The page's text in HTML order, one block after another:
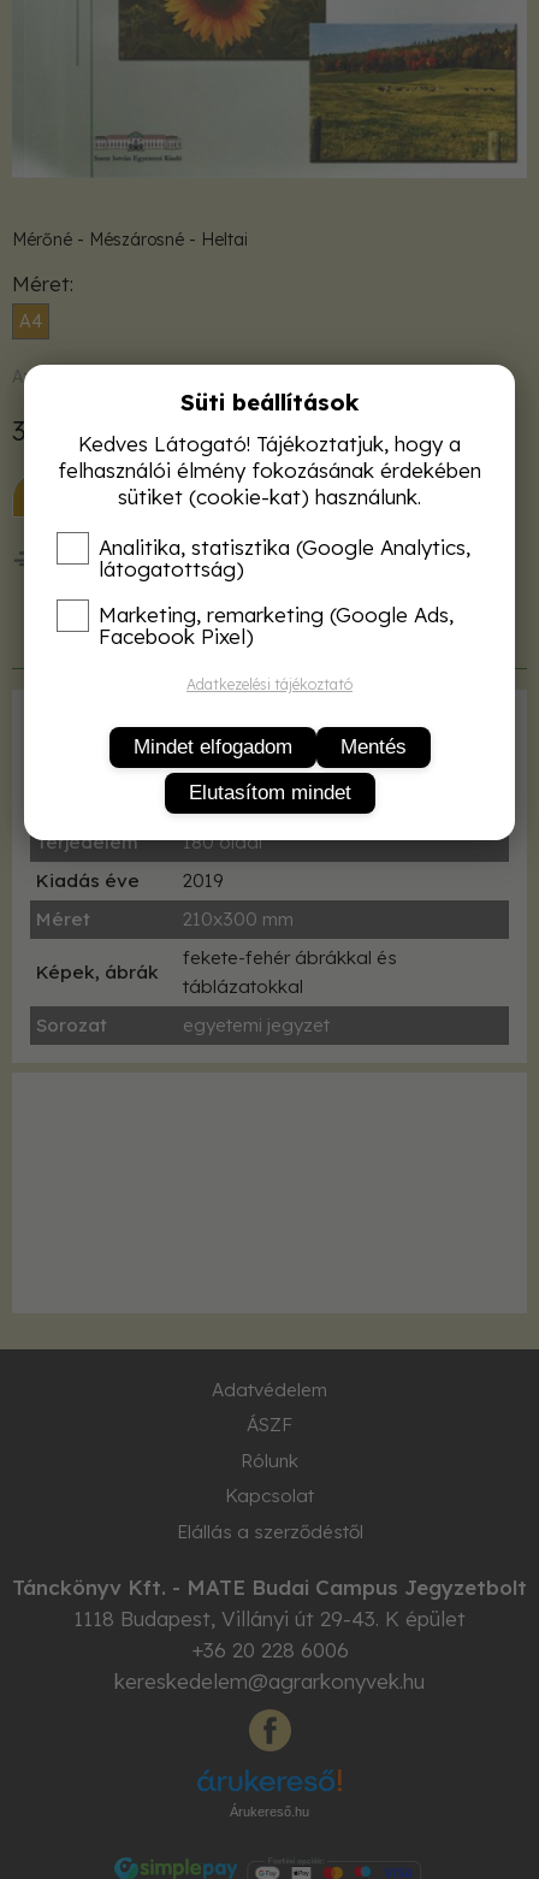
Mérőné - Mészárosné - Heltai
Méret
A4
Azonnal raktárról
3 210 Ft
KOSÁRBA
50 000 Ft felett ingyenes kiszállítás!
Termékleírás
MATE
2001060014608
fűzve
Terjedelem
180 oldal
Kiadás éve
2019
Méret
210x300 mm
Képek, ábrák
fekete-fehér ábrákkal és
táblázatokkal
Sorozat
egyetemi jegyzet
Adatvédelem
ÁSZF
Rólunk
Kapcsolat
Elállás a szerződéstől
Tánckönyv Kft. - MATE Budai Campus Jegyzetbolt
1118 Budapest, Villányi út 29-43. K épület
+36 20 228 6006
kereskedelem@agrarkonyvek.hu
Árukereső.hu
Süti beállítások
Kedves Látogató! Tájékoztatjuk, hogy a
felhasználói élmény fokozásának érdekében
sütiket (cookie-kat) használunk.
Analitika, statisztika (Google Analytics,
látogatottság)
Marketing, remarketing (Google Ads,
Facebook Pixel)
Adatkezelési tájékoztató
Mindet elfogadom
Mentés
Elutasítom mindet